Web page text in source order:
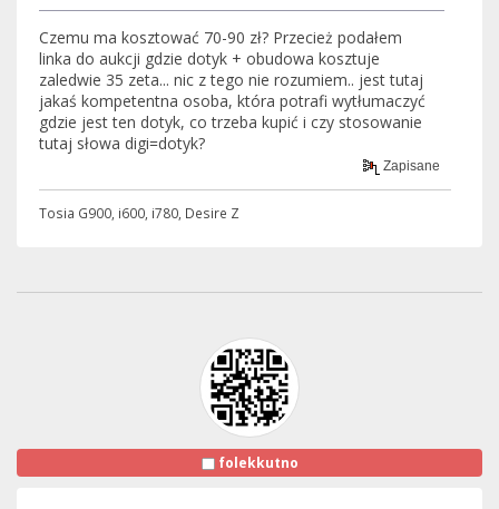
Czemu ma kosztować 70-90 zł? Przecież podałem
linka do aukcji gdzie dotyk + obudowa kosztuje
zaledwie 35 zeta... nic z tego nie rozumiem.. jest tutaj
jakaś kompetentna osoba, która potrafi wytłumaczyć
gdzie jest ten dotyk, co trzeba kupić i czy stosowanie
tutaj słowa digi=dotyk?
Zapisane
Tosia G900, i600, i780, Desire Z
folekkutno